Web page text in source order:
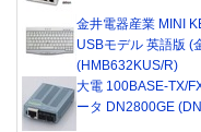
金井電器産業 MINI
USBモデル 英語版 (
(HMB632KUS/R)
大電 100BASE-TX/
ータ DN2800GE